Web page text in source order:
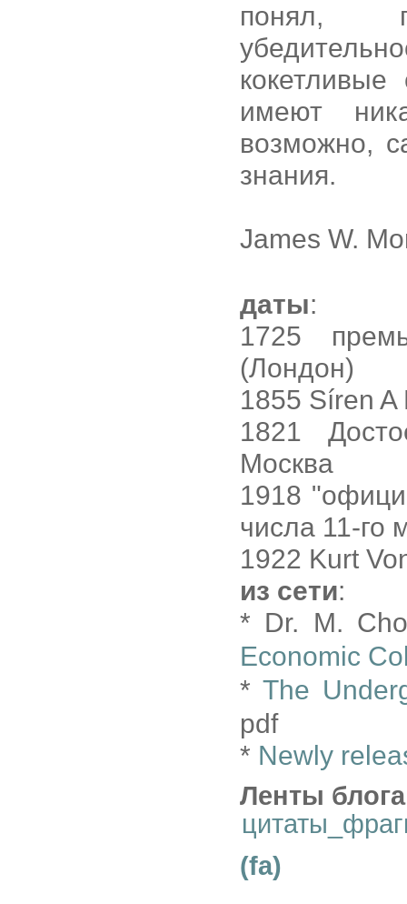
понял,
имеют
возможно,
знания.
James W.
даты:
1725
(Лондон)
1855 Síren
1821
Москва
1918
числа 11-го
1922 Kurt
из сети:
* Dr. M.
Economic
*The
pdf
* Newly
Ленты
(fa)